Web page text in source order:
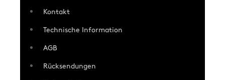
Kontakt
Technische Information
AGB
Rücksendungen